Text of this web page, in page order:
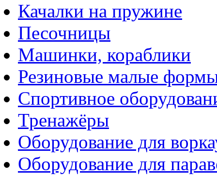
Качалки на пружине
Песочницы
Машинки, кораблики
Резиновые малые
Спортивное
Тренажёры
Оборудование для
Оборудование для